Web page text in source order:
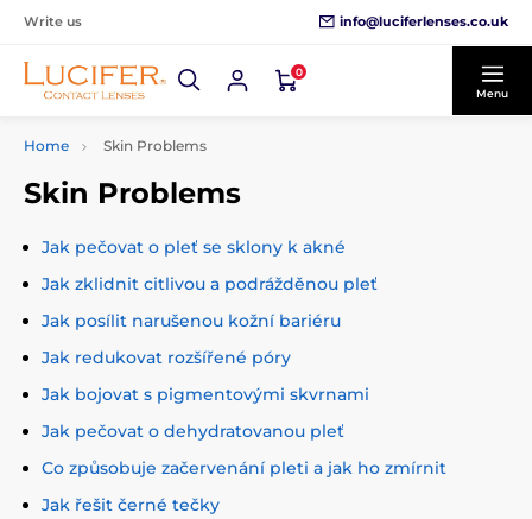
Write us info@luciferlenses.co.uk
0
Menu
Home Skin Problems
Skin Problems
Jak pečovat o pleť se sklony k akné
Jak zklidnit citlivou a podrážděnou pleť
Jak posílit narušenou kožní bariéru
Jak redukovat rozšířené póry
Jak bojovat s pigmentovými skvrnami
Jak pečovat o dehydratovanou pleť
Co způsobuje začervenání pleti a jak ho zmírnit
Jak řešit černé tečky